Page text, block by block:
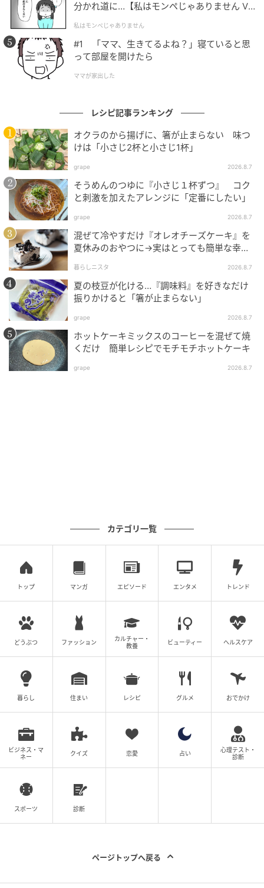
分かれ道に…【私はモンペじゃありません Vo
私はモンペじゃありません
#1 「ママ、生きてるよね？」寝ていると思
って部屋を開けたら
ママが家出した
レシピ記事ランキング
オクラのから揚げに、箸が止まらない 味つ
けは「小さじ2杯と小さじ1杯」
grape 2026.8.7
そうめんのつゆに『小さじ１杯ずつ』 コク
と刺激を加えたアレンジに「定番にしたい」
grape 2026.8.7
混ぜて冷やすだけ『オレオチーズケーキ』を
夏休みのおやつに→実はとっても簡単な幸せ
暮らしニスタ 2026.8.7
夏の枝豆が化ける…『調味料』を好きなだけ
振りかけると「箸が止まらない」
grape 2026.8.7
ホットケーキミックスのコーヒーを混ぜて焼
くだけ 簡単レシピでモチモチホットケーキ
grape 2026.8.7
カテゴリ一覧
トップ マンガ エピソード エンタメ トレンド
どうぶつ ファッション
カルチャー・
教養
ビューティー ヘルスケア
暮らし 住まい レシピ グルメ おでかけ
ビジネス・マ
ネー
クイズ 恋愛 占い
心理テスト・
診断
スポーツ 診断
ページトップへ戻る